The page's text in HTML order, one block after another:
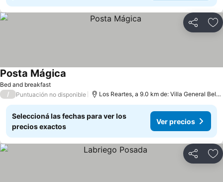
Compartir
Bed and breakfast
Posta Mágica
/ Puntuación no disponible Los Reartes, a 9.0 km de: Villa General
Seleccioná las fechas para ver los
precios exactos
Ver precios
Compartir